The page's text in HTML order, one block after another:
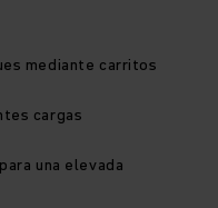
mediante carritos
cargas
una elevada